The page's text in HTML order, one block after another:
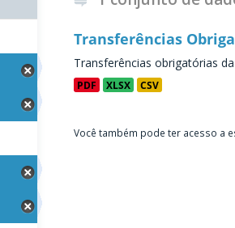
Transferências
Transferências obrigatórias
PDF XLSX CSV
Você também pode ter acesso a